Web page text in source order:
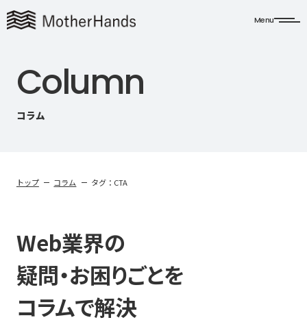
Menu
Column
コラム
トップ コラム タグ：CTA
Web業界の
疑問・お困りごとを
コラムで解決